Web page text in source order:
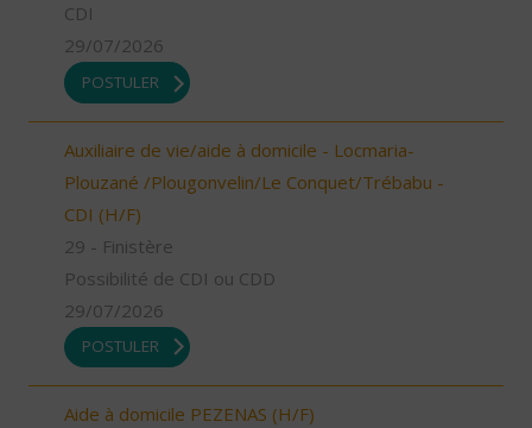
CDI
29/07/2026
POSTULER
Auxiliaire de vie/aide à domicile - Locmaria-
Plouzané /Plougonvelin/Le Conquet/Trébabu -
CDI (H/F)
29 - Finistère
Possibilité de CDI ou CDD
29/07/2026
POSTULER
Aide à domicile PEZENAS (H/F)